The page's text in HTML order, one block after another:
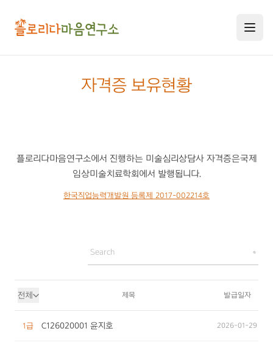
미술치료 프로그램
미술심리치료 프로그램
미술치료 교육연수
문의/의뢰하기
자격증 보유현황
플로리다마음연구소에서 진행하는 미술심리상담사 자격증은국제
임상미술치료학회에서 발행됩니다.
한국직업능력개발원 등록제 2017-002214호
전체 제목 발급일자
1급 C126020001 윤지호 2026-01-29